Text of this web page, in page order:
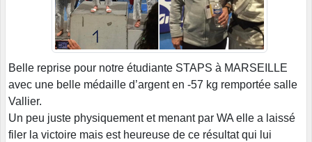
Belle reprise pour notre étudiante STAPS à MARSEILLE
avec une belle médaille d’argent en -57 kg remportée salle
Vallier.
Un peu juste physiquement et menant par WA elle a laissé
filer la victoire mais est heureuse de ce résultat qui lui